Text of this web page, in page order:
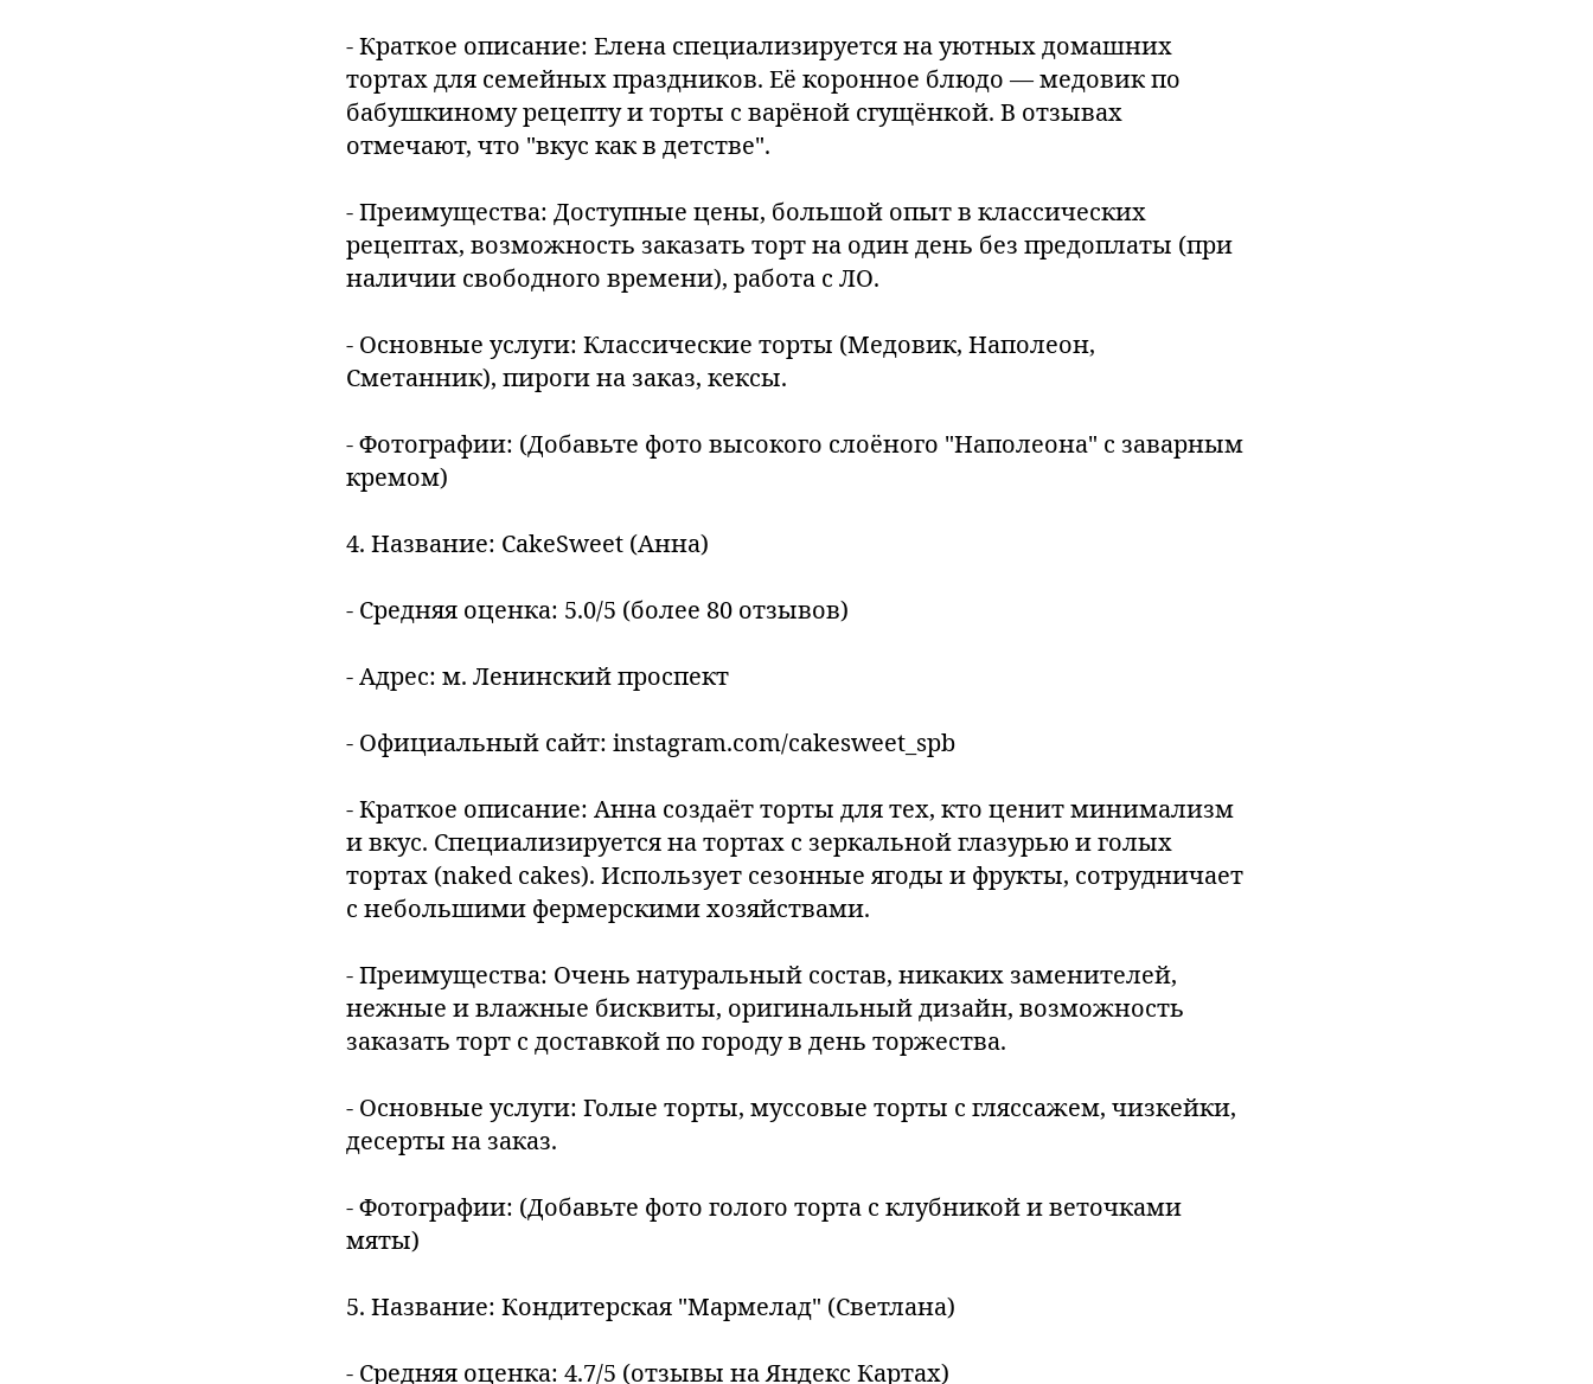
- Краткое описание: Елена специализируется на уютных домашних
тортах для семейных праздников. Её коронное блюдо — медовик по
бабушкиному рецепту и торты с варёной сгущёнкой. В отзывах
отмечают, что "вкус как в детстве".
- Преимущества: Доступные цены, большой опыт в классических
рецептах, возможность заказать торт на один день без предоплаты (при
наличии свободного времени), работа с ЛО.
- Основные услуги: Классические торты (Медовик, Наполеон,
Сметанник), пироги на заказ, кексы.
- Фотографии: (Добавьте фото высокого слоёного "Наполеона" с заварным
кремом)
4. Название: CakeSweet (Анна)
- Средняя оценка: 5.0/5 (более 80 отзывов)
- Адрес: м. Ленинский проспект
- Официальный сайт: instagram.com/cakesweet_spb
- Краткое описание: Анна создаёт торты для тех, кто ценит минимализм
и вкус. Специализируется на тортах с зеркальной глазурью и голых
тортах (naked cakes). Использует сезонные ягоды и фрукты, сотрудничает
с небольшими фермерскими хозяйствами.
- Преимущества: Очень натуральный состав, никаких заменителей,
нежные и влажные бисквиты, оригинальный дизайн, возможность
заказать торт с доставкой по городу в день торжества.
- Основные услуги: Голые торты, муссовые торты с гляссажем, чизкейки,
десерты на заказ.
- Фотографии: (Добавьте фото голого торта с клубникой и веточками
мяты)
5. Название: Кондитерская "Мармелад" (Светлана)
- Средняя оценка: 4.7/5 (отзывы на Яндекс Картах)